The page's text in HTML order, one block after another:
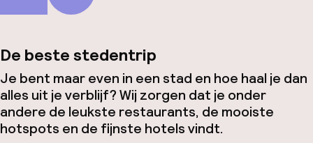
De beste stedentrip
Je bent maar even in een stad en hoe haal je dan
alles uit je verblijf? Wij zorgen dat je onder
andere de leukste restaurants, de mooiste
hotspots en de fijnste hotels vindt.